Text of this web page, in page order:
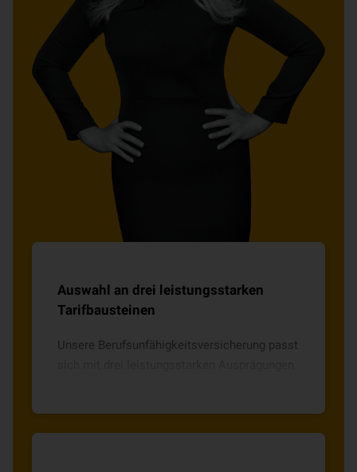
Auswahl an drei leistungsstarken
Tarifbausteinen
Unsere Berufsunfähigkeitsversicherung passt